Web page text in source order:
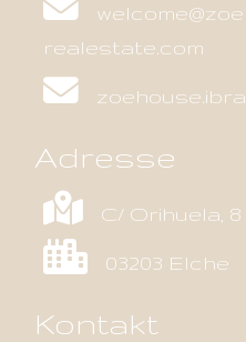
realestate.com
Adresse
C/ Orihuela, 8
03203 Elche
Kontakt